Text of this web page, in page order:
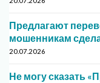
Предлагают
мошенникам
20.07.2026
Не могу сказать